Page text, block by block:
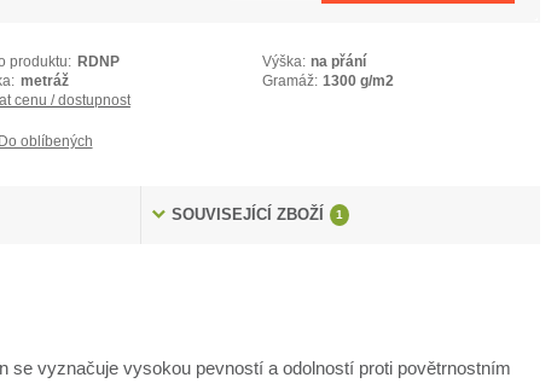
produktu: RDNP Výška: na přání
metráž Gramáž: 1300 g/m2
cenu / dostupnost
Do oblíbených
SOUVISEJÍCÍ ZBOŽÍ 1
se vyznačuje vysokou pevností a odolností proti povětrnostním